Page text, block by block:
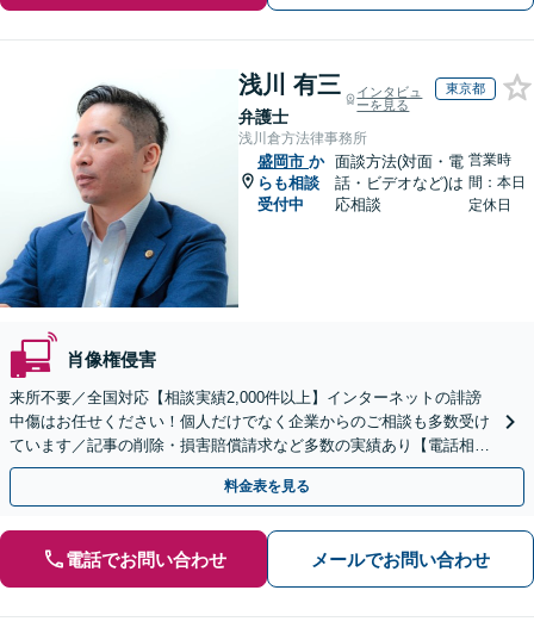
浅川 有三
弁護士
インタビュ
ーを見る
東京都
浅川倉方法律事務所
盛岡市 か
らも相談
受付中
面談方法(対面・電
話・ビデオなど)は
応相談
営業時
間：本日
定休日
肖像権侵害
来所不要／全国対応【相談実績2,000件以上】インターネットの誹謗
中傷はお任せください！個人だけでなく企業からのご相談も多数受け
ています／記事の削除・損害賠償請求など多数の実績あり【電話相談
可】【初回相談無料】【夜間休日面談可】
料金表を見る
電話でお問い合わせ メールでお問い合わせ